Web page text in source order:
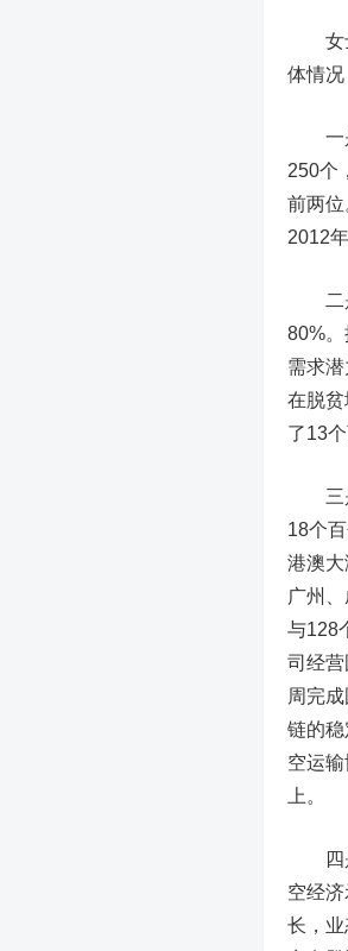
女士
体情况
一
250个
前两
2012
80%。
需求
在脱
了13个
18个
港澳大
广州
与128
司经
周完
链的稳
空运
上。
空经
长，